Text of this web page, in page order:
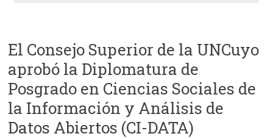
El Consejo Superior de la UNCuyo
aprobó la Diplomatura de
Posgrado en Ciencias Sociales de
la Información y Análisis de
Datos Abiertos (CI-DATA)